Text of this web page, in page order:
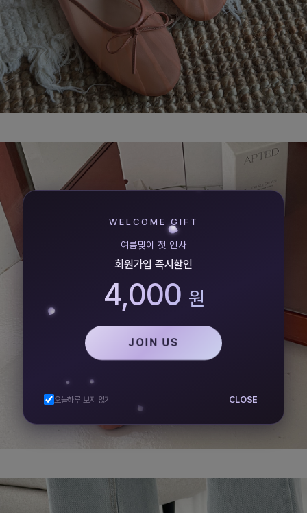
WELCOME GIFT
여름맞이 첫 인사
회원가입 즉시할인
4,000 원
JOIN US
오늘하루 보지 않기 CLOSE